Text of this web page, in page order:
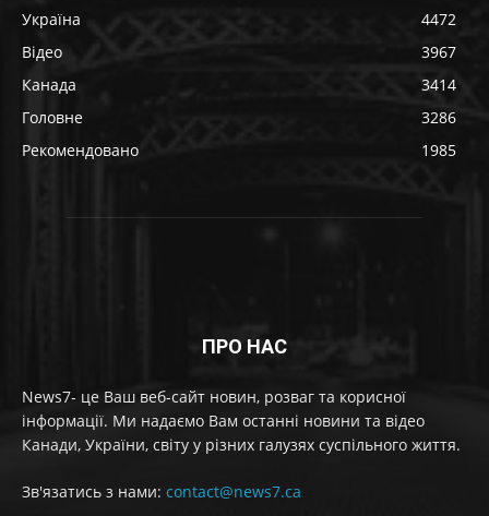
Україна
4472
Відео
3967
Канада
3414
Головне
3286
Рекомендовано
1985
ПРО НАС
News7- це Ваш веб-сайт новин, розваг та корисної
інформації. Ми надаємо Вам останні новини та відео
Канади, України, світу у різних галузях суспільного життя.
Зв'язатись з нами: contact@news7.ca